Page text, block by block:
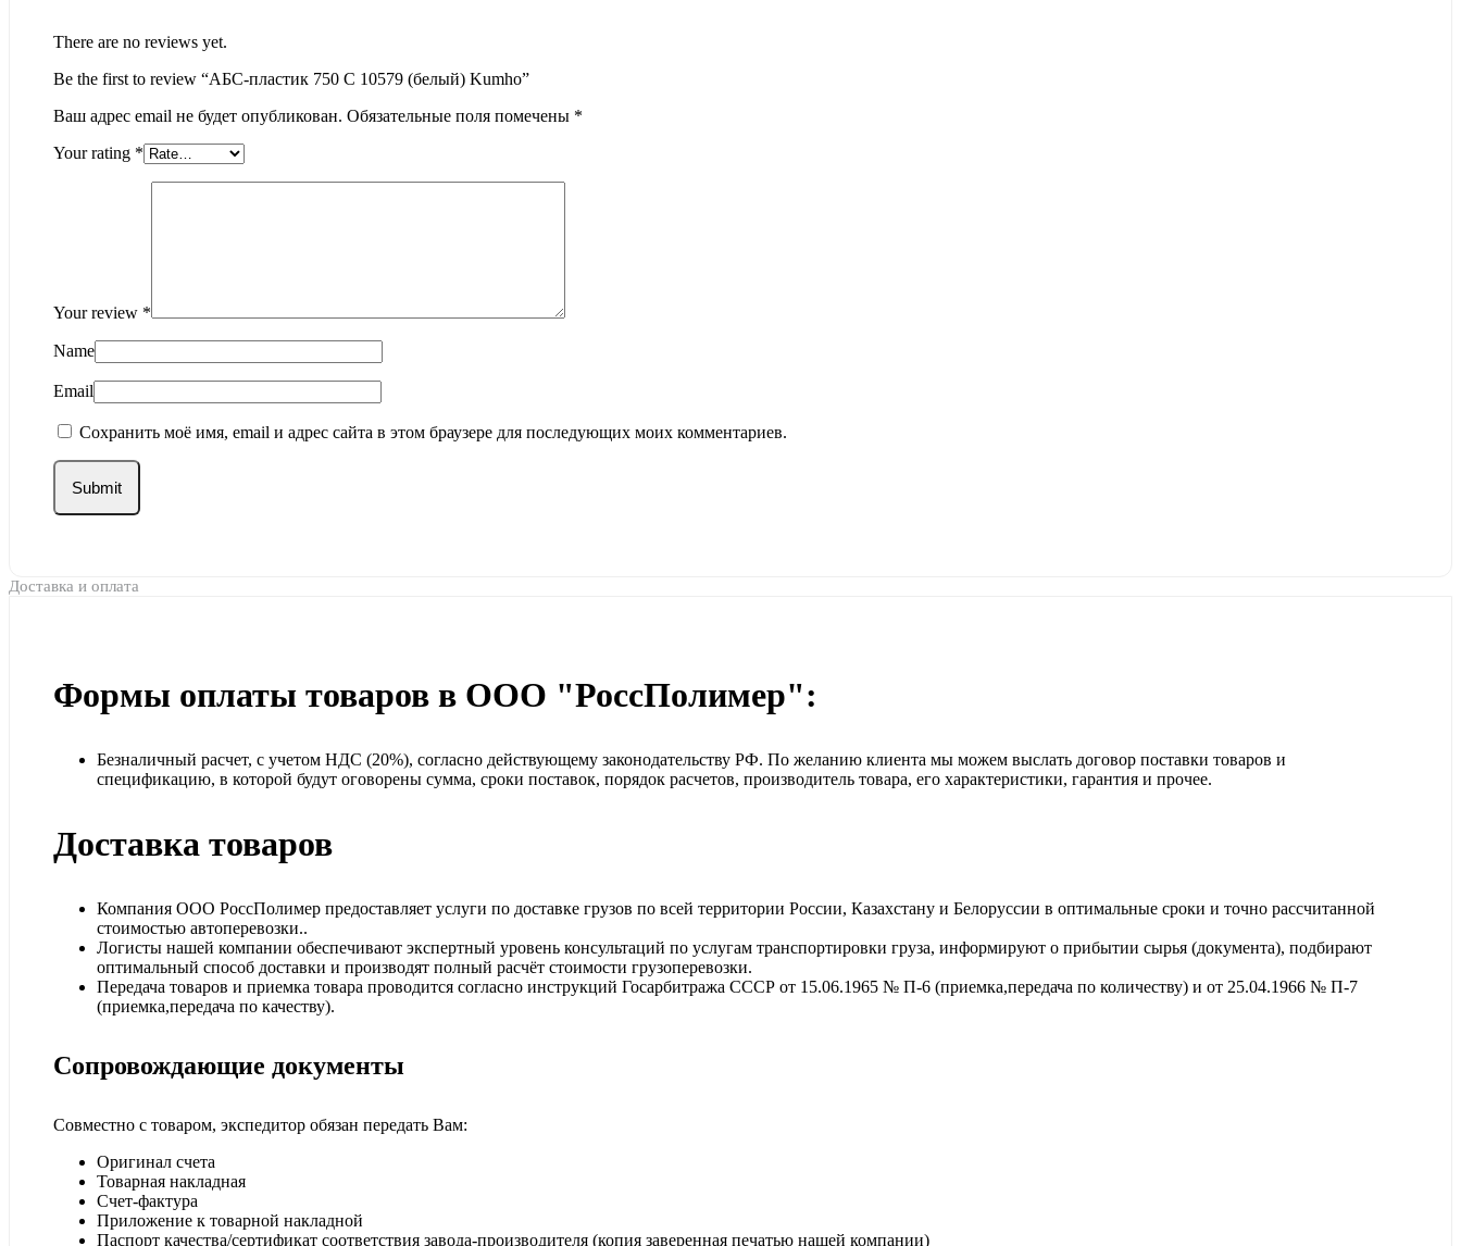
There are no reviews yet.
Be the first to review “АБС-пластик 750 С 10579 (белый) Kumho”
Ваш адрес email не будет опубликован. Обязательные поля помечены *
Your rating *
Your review *
Name
Email
Сохранить моё имя, email и адрес сайта в этом браузере для последующих моих комментариев.
Доставка и оплата
Формы оплаты товаров в ООО "РоссПолимер":
Безналичный расчет, с учетом НДС (20%), согласно действующему законодательству РФ. По желанию клиента мы можем выслать договор поставки товаров и
спецификацию, в которой будут оговорены сумма, сроки поставок, порядок расчетов, производитель товара, его характеристики, гарантия и прочее.
Доставка товаров
Компания ООО РоссПолимер предоставляет услуги по доставке грузов по всей территории России, Казахстану и Белоруссии в оптимальные сроки и точно рассчитанной
стоимостью автоперевозки..
Логисты нашей компании обеспечивают экспертный уровень консультаций по услугам транспортировки груза, информируют о прибытии сырья (документа), подбирают
оптимальный способ доставки и производят полный расчёт стоимости грузоперевозки.
Передача товаров и приемка товара проводится согласно инструкций Госарбитража СССР от 15.06.1965 № П-6 (приемка,передача по количеству) и от 25.04.1966 № П-7
(приемка,передача по качеству).
Сопровождающие документы
Совместно с товаром, экспедитор обязан передать Вам:
Оригинал счета
Товарная накладная
Счет-фактура
Приложение к товарной накладной
Паспорт качества/сертификат соответствия завода-производителя (копия заверенная печатью нашей компании)